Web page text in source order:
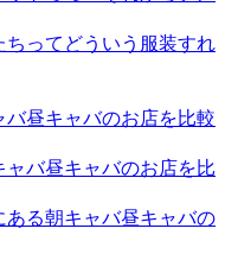
ってどういう服装すれ
バ昼キャバのお店を比較
バ昼キャバのお店を比
る朝キャバ昼キャバの